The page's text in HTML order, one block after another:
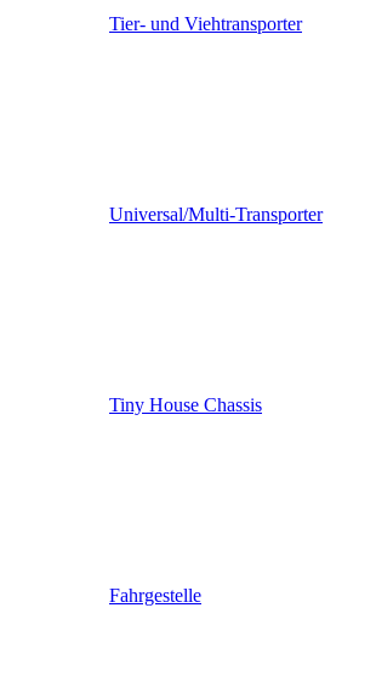
Tier- und Viehtransporter
Universal/Multi-Transporter
Tiny House Chassis
Fahrgestelle